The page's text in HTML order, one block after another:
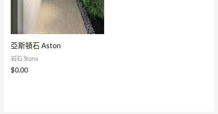
亞斯頓石 Aston
岩石 Stone
$0.00